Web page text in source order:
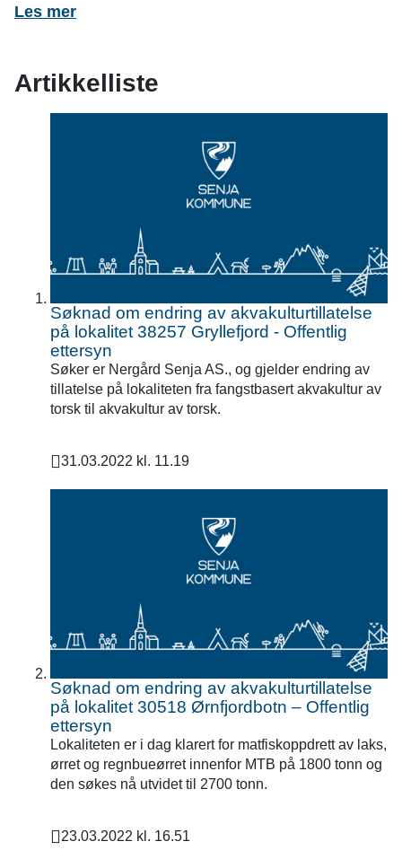
Les mer
Artikkelliste
Søknad om endring av akvakulturtillatelse
på lokalitet 38257 Gryllefjord - Offentlig
ettersyn
Søker er Nergård Senja AS., og gjelder endring av
tillatelse på lokaliteten fra fangstbasert akvakultur av
torsk til akvakultur av torsk.
Publisert
31.03.2022 kl. 11.19
Søknad om endring av akvakulturtillatelse
på lokalitet 30518 Ørnfjordbotn – Offentlig
ettersyn
Lokaliteten er i dag klarert for matfiskoppdrett av laks,
ørret og regnbueørret innenfor MTB på 1800 tonn og
den søkes nå utvidet til 2700 tonn.
Publisert
23.03.2022 kl. 16.51